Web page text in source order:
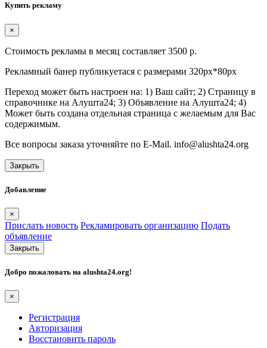
Купить рекламу
×
Стоимость рекламы в месяц составляет 3500 р.
Рекламный банер публикуетася с размерами 320px*80px
Переход может быть настроен на: 1) Ваш сайт; 2) Страницу в
справочнике на Алушта24; 3) Объявление на Алушта24; 4)
Может быть создана отдельная страница с желаемым для Вас
содержимым.
Все вопросы заказа уточняйте по E-Mail. info@alushta24.org
Закрыть
Добавление
×
Прислать новость Рекламировать организацию Подать
объявление
Закрыть
Добро пожаловать на alushta24.org!
×
Регистрация
Авторизация
Восстановить пароль